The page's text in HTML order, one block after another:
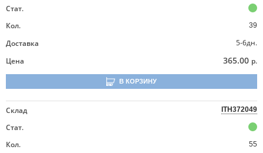
Стат.
Кол.
39
Доставка
5-6дн.
Цена
365.00 р.
В КОРЗИНУ
Склад ITH372049
Стат.
Кол.
55